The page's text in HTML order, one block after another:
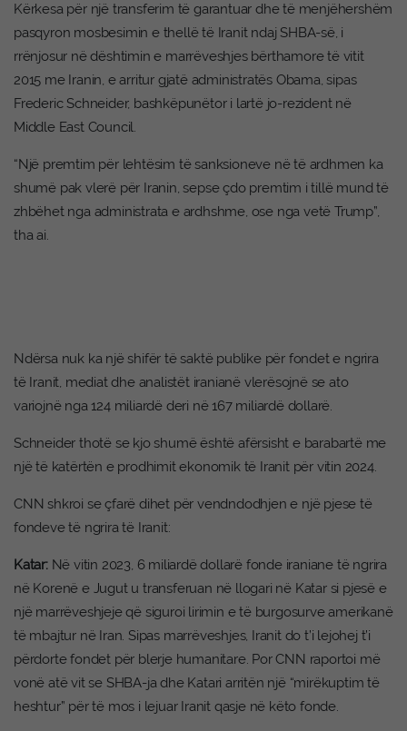
Kërkesa për një transferim të garantuar dhe të menjëhershëm
pasqyron mosbesimin e thellë të Iranit ndaj SHBA-së, i
rrënjosur në dështimin e marrëveshjes bërthamore të vitit
2015 me Iranin, e arritur gjatë administratës Obama, sipas
Frederic Schneider, bashkëpunëtor i lartë jo-rezident në
Middle East Council.
“Një premtim për lehtësim të sanksioneve në të ardhmen ka
shumë pak vlerë për Iranin, sepse çdo premtim i tillë mund të
zhbëhet nga administrata e ardhshme, ose nga vetë Trump”,
tha ai.
Ndërsa nuk ka një shifër të saktë publike për fondet e ngrira
të Iranit, mediat dhe analistët iranianë vlerësojnë se ato
variojnë nga 124 miliardë deri në 167 miliardë dollarë.
Schneider thotë se kjo shumë është afërsisht e barabartë me
një të katërtën e prodhimit ekonomik të Iranit për vitin 2024.
CNN shkroi se çfarë dihet për vendndodhjen e një pjese të
fondeve të ngrira të Iranit:
Katar: Në vitin 2023, 6 miliardë dollarë fonde iraniane të ngrira
në Korenë e Jugut u transferuan në llogari në Katar si pjesë e
një marrëveshjeje që siguroi lirimin e të burgosurve amerikanë
të mbajtur në Iran. Sipas marrëveshjes, Iranit do t’i lejohej t’i
përdorte fondet për blerje humanitare. Por CNN raportoi më
vonë atë vit se SHBA-ja dhe Katari arritën një “mirëkuptim të
heshtur” për të mos i lejuar Iranit qasje në këto fonde.